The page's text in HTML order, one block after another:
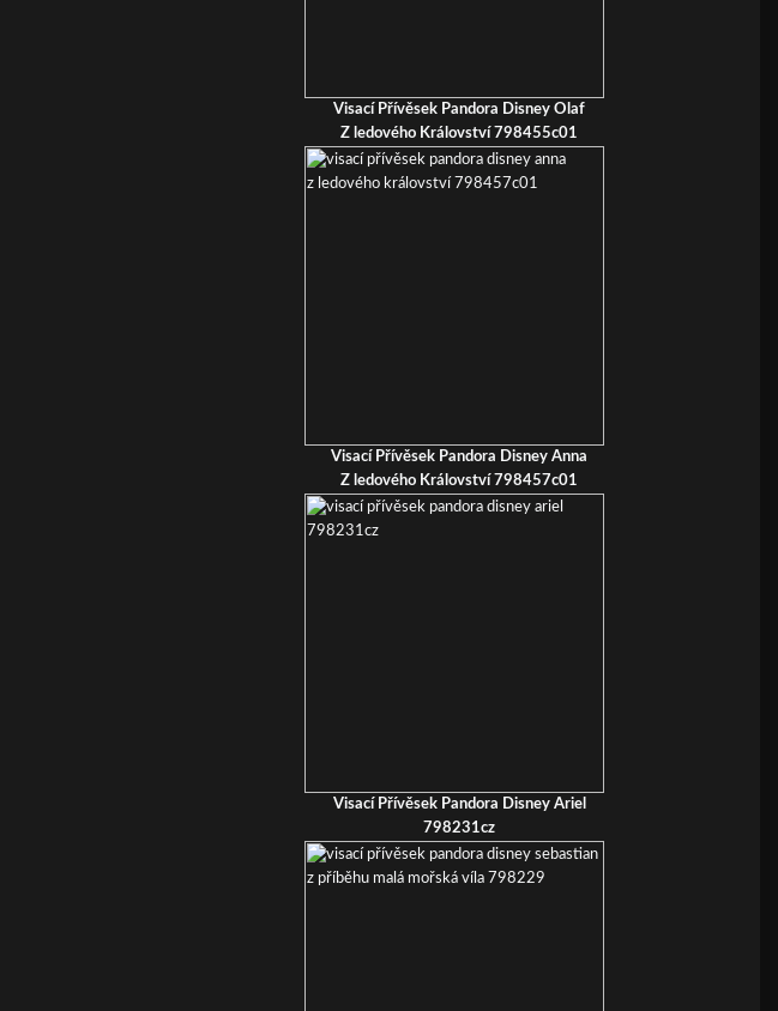
Visací Přívěsek Pandora Disney Olaf
Z ledového Království 798455c01
Visací Přívěsek Pandora Disney Anna
Z ledového Království 798457c01
Visací Přívěsek Pandora Disney Ariel
798231cz